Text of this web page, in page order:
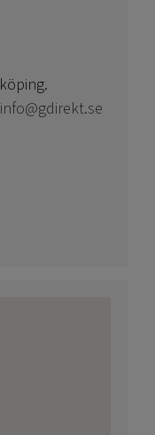
info@gdirekt.se